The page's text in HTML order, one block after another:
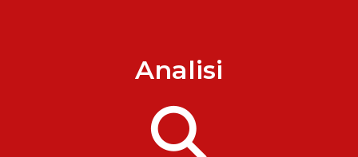
Analisi